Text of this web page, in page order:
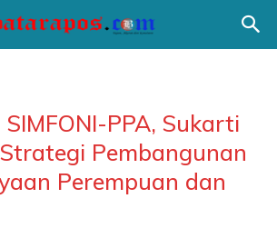
PPA, Sukarti
Pembangunan
Perempuan dan